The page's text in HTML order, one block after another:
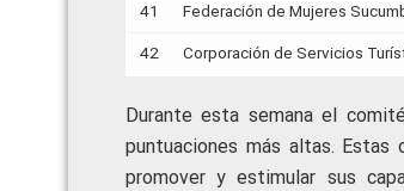
41 Federación de Mujeres
42 Corporación de Servicios
Durante esta semana el
puntuaciones más altas. Estas
promover y estimular sus